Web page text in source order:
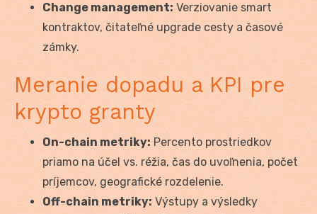
Change management: Verziovanie smart
kontraktov, čitateľné upgrade cesty a časové
zámky.
Meranie dopadu a KPI pre
krypto granty
On-chain metriky: Percento prostriedkov
priamo na účel vs. réžia, čas do uvoľnenia, počet
príjemcov, geografické rozdelenie.
Off-chain metriky: Výstupy a výsledky